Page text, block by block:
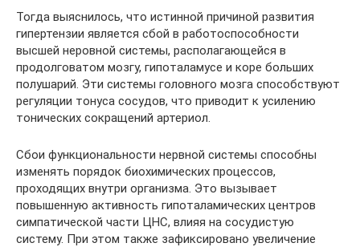
Тогда выяснилось, что истинной причиной развития
гипертензии является сбой в работоспособности
высшей неровной системы, располагающейся в
продолговатом мозгу, гипоталамусе и коре больших
полушарий. Эти системы головного мозга способствуют
регуляции тонуса сосудов, что приводит к усилению
тонических сокращений артериол.
Сбои функциональности нервной системы способны
изменять порядок биохимических процессов,
проходящих внутри организма. Это вызывает
повышенную активность гипоталамических центров
симпатической части ЦНС, влияя на сосудистую
систему. При этом также зафиксировано увеличение